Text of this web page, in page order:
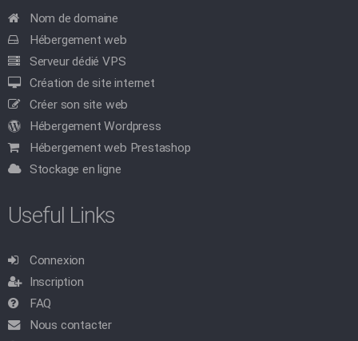
Nom de domaine
Hébergement web
Serveur dédié VPS
Création de site internet
Créer son site web
Hébergement Wordpress
Hébergement web Prestashop
Stockage en ligne
Useful Links
Connexion
Inscription
FAQ
Nous contacter